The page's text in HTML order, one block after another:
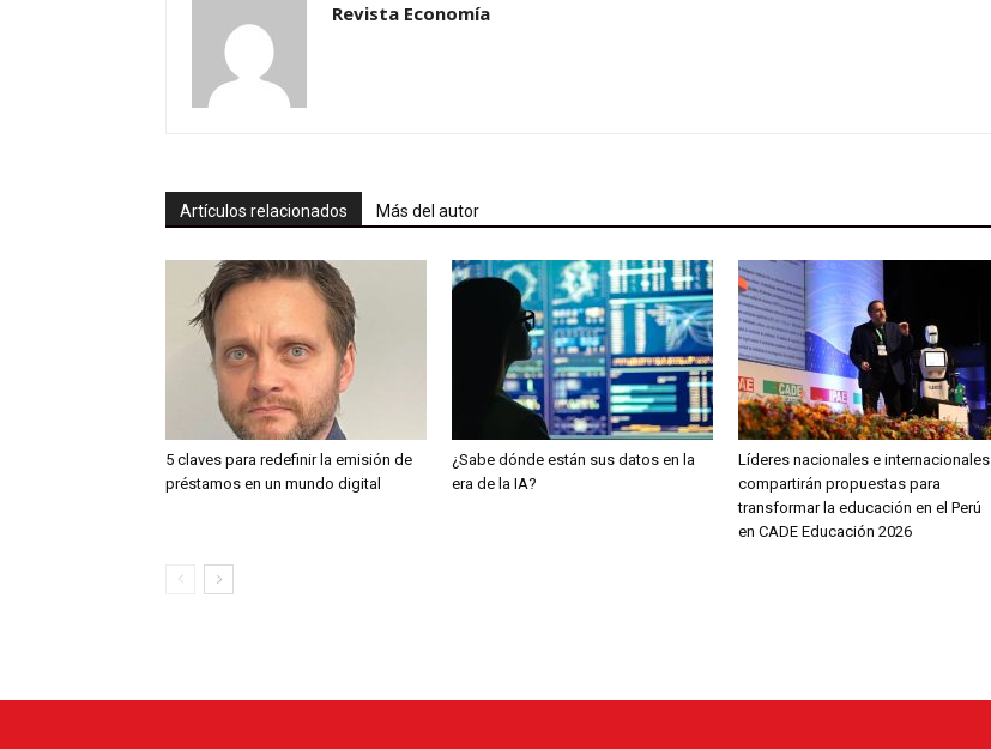
Revista Economía
Artículos relacionados Más del autor
5 claves para redefinir la emisión de
préstamos en un mundo digital
¿Sabe dónde están sus datos en la
era de la IA?
Líderes nacionales e internacionales
compartirán propuestas para
transformar la educación en el Perú
en CADE Educación 2026